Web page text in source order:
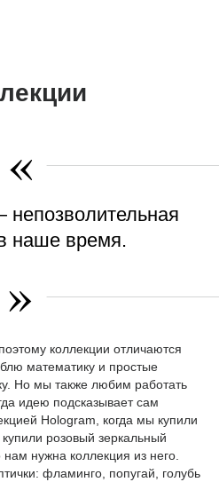
«
наше время.
»
коллекции отличаются
математику и простые
Но мы также любим работать
идею подсказывает сам
Hologram, когда мы купили
розовый зеркальный
нужна коллекция из него.
фламинго, попугай, голубь